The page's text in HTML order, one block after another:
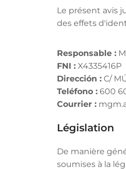
Le présent avis
des effets
Responsable :
FNI : X4335416P
Dirección : C/
Teléfono : 600
Courrier :
Législation
De manière
soumises à la